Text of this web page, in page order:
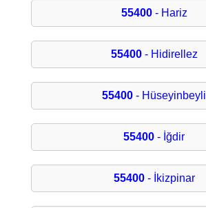
55400- Hariz
55400- Hidirellez
55400 - Hüseyinbeyli
55400 - İğdir
55400- İkizpinar